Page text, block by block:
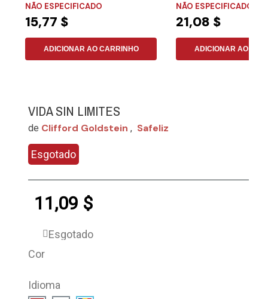
NÃO ESPECIFICADO
15,77 $
ADICIONAR AO CARRINHO
NÃO ESPECIFICADO
21,08 $
ADICIONAR AO
VIDA SIN LIMITES
de Clifford Goldstein , Safeliz
Esgotado
11,09 $
Esgotado
Cor
Idioma